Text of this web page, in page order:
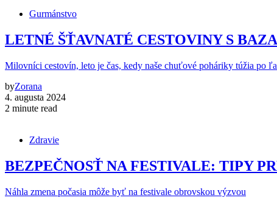
Gurmánstvo
LETNÉ ŠŤAVNATÉ CESTOVINY S
Milovníci cestovín, leto je čas, kedy naše chuťové poháriky túžia po
byZorana
4. augusta 2024
2 minute read
Zdravie
BEZPEČNOSŤ NA FESTIVALE: TIPY
Náhla zmena počasia môže byť na festivale obrovskou výzvou